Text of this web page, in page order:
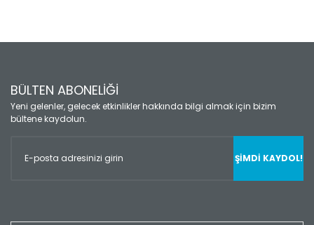
BÜLTEN ABONELİĞİ
Yeni gelenler, gelecek etkinlikler hakkında bilgi almak için bizim
bültene kaydolun.
ŞİMDİ KAYDOL!